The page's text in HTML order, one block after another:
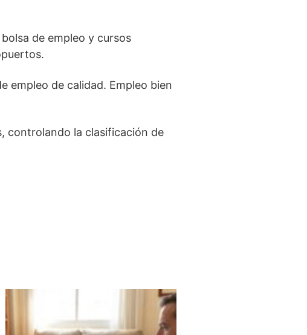
de empleo y cursos
empleo de calidad. Empleo bien
controlando la clasificación de